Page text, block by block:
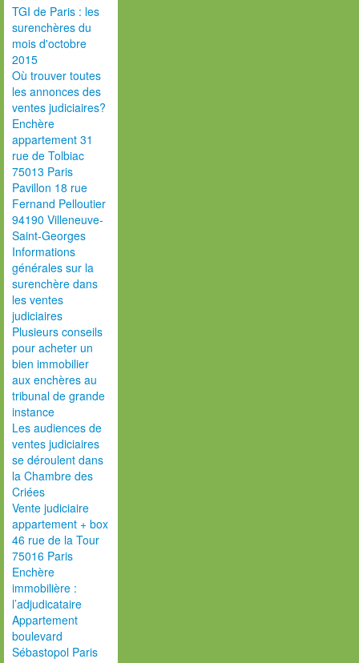
TGI de Paris : les
surenchères du
mois d'octobre
2015
Où trouver toutes
les annonces des
ventes judiciaires?
Enchère
appartement 31
rue de Tolbiac
75013 Paris
Pavillon 18 rue
Fernand Pelloutier
94190 Villeneuve-
Saint-Georges
Informations
générales sur la
surenchère dans
les ventes
judiciaires
Plusieurs conseils
pour acheter un
bien immobilier
aux enchères au
tribunal de grande
instance
Les audiences de
ventes judiciaires
se déroulent dans
la Chambre des
Criées
Vente judiciaire
appartement + box
46 rue de la Tour
75016 Paris
Enchère
immobilière :
l’adjudicataire
Appartement
boulevard
Sébastopol Paris